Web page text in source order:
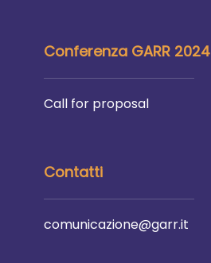
Conferenza GARR 2024
Call for proposal
Contatti
comunicazione@garr.it